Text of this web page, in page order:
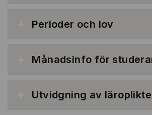
Perioder och lov
Månadsinfo för
Utvidgning av